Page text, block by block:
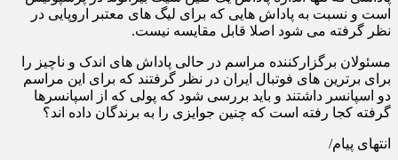
است و نسبت به پاداش هایی که برای لیگ های معتبر اروپایی در
نظر گرفته می شود اصلا قابل مقایسه نیست.
مسئولان برگزارکننده مراسم در حالی پاداش های اندک و ناچیز را
برای برترین های فوتبال ایران در نظر گرفتند که برای این مراسم
دو اسپانسر داشتند و باید بررسی شود که پولی که از اسپانسرها
گرفته کجا رفته است که چنین جوایزی را به برندگان داده اند؟
انتهای پیام/